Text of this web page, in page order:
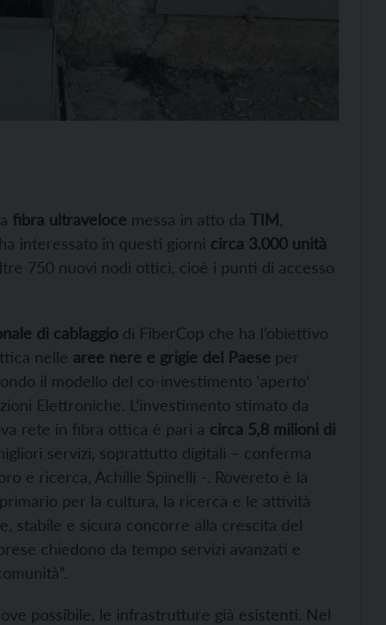
fibra ultraveloce messa in atto da TIM
, ha interessato in questi giorni circa 3.000 unità
750 nuovi nodi ottici, cioè i punti di accesso
di cablaggio di FiberCop che ha l’obiettivo
nelle aree nere e grigie del Paese per
il modello del co-investimento ‘aperto’
Elettroniche. L’investimento stimato da
rete in fibra ottica è pari a circa 5,8 milioni di
servizi, soprattutto digitali – conferma
e ricerca, Achille Spinelli -. Rovereto è la
per la cultura, la ricerca e le attività
stabile e sicura concorre alla crescita del
chiedono da tempo servizi avanzati e
possibile, le infrastrutture già esistenti. Nel